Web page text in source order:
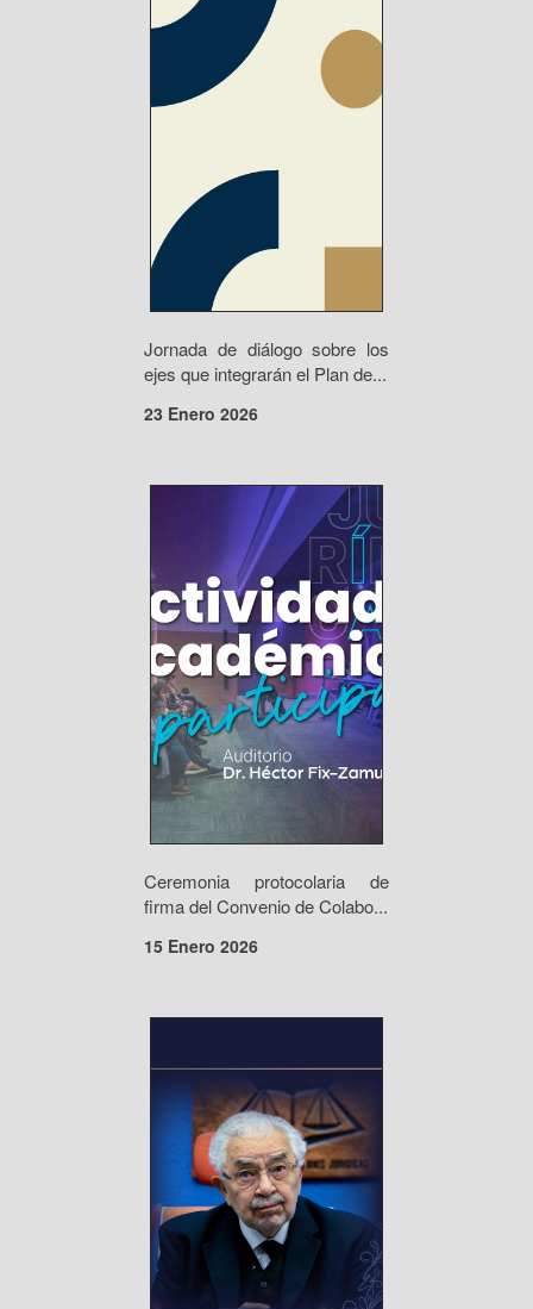
Jornada de diálogo sobre los
ejes que integrarán el Plan de...
23 Enero 2026
Ceremonia protocolaria de
firma del Convenio de Colabo...
15 Enero 2026